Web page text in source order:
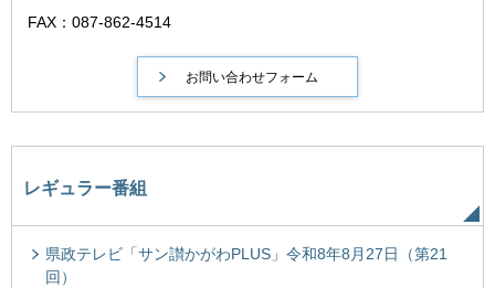
FAX：087-862-4514
レギュラー番組
県政テレビ「サン讃かがわPLUS」令和8年8月27日（第21
回）